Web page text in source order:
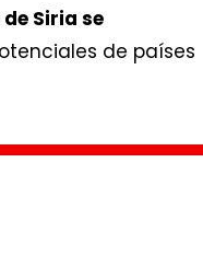
Siria se
de países